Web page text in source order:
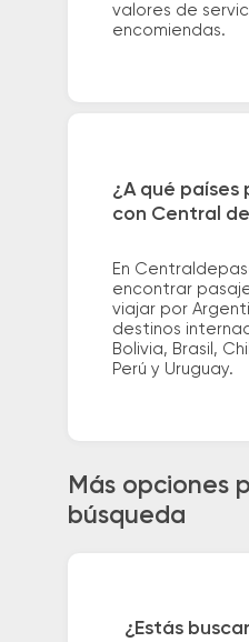
valores de
encomiendas.
¿A qué países
con Central de
En
encontrar
viajar por
destinos
Bolivia, Brasil,
Perú y Uruguay.
Más opciones
búsqueda
¿Estás